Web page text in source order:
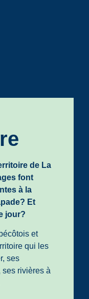
de La
font
à la
Et
jour?
et
qui les
ses
ses rivières à